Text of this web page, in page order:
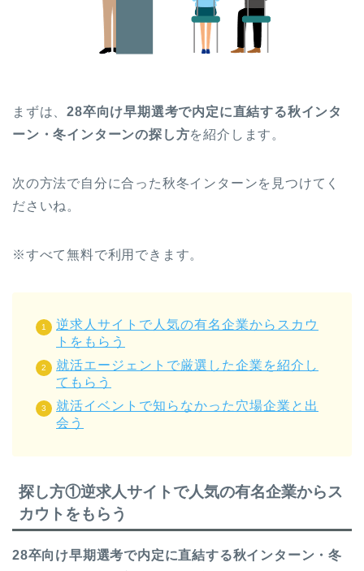
まずは、28卒向け早期選考で内定に直結する秋インタ
ーン・冬インターンの探し方を紹介します。
次の方法で自分に合った秋冬インターンを見つけてく
ださいね。
※すべて無料で利用できます。
逆求人サイトで人気の有名企業からスカウ
トをもらう
就活エージェントで厳選した企業を紹介し
てもらう
就活イベントで知らなかった穴場企業と出
会う
探し方①逆求人サイトで人気の有名企業からス
カウトをもらう
28卒向け早期選考で内定に直結する秋インターン・冬